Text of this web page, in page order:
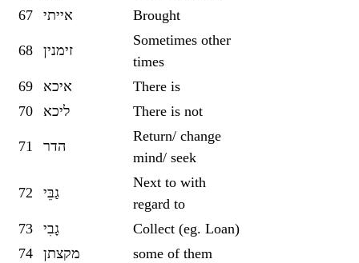
67
אייתי Brought
68 זימנין
Sometimes other
times
69
איכא
There is
70
ליכא There is not
71 הדר
Return/ change
mind/ seek
72 גַבֵּי
Next to with
regard to
73
גָבִי
Collect (eg. Loan)
74
מקצתן
some of them